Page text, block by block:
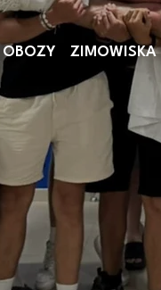
OBOZY ZIMOWISKA